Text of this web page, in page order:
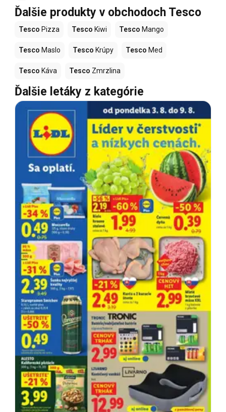
Ďalšie produkty v obchodoch Tesco
Tesco Pizza Tesco Kiwi Tesco Mango
Tesco Maslo Tesco Krúpy Tesco Med
Tesco Káva Tesco Zmrzlina
Ďalšie letáky z kategórie